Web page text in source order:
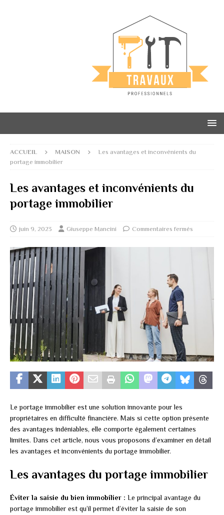
ACCUEIL MAISON
Les avantages et inconvénients du
portage immobilier
Les avantages et inconvénients du
portage immobilier
juin 9, 2023 Giuseppe Mancini Commentaires fermés
Le portage immobilier est une solution innovante pour les
propriétaires en difficulté financière. Mais si cette option présente
des avantages indéniables, elle comporte également certaines
limites. Dans cet article, nous vous proposons d’examiner en détail
les avantages et inconvénients du portage immobilier.
Les avantages du portage immobilier
Éviter la saisie du bien immobilier : Le principal avantage du
portage immobilier est qu’il permet d’éviter la saisie de son